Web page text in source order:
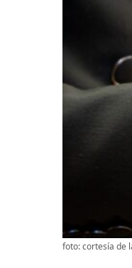
foto: cortesía de